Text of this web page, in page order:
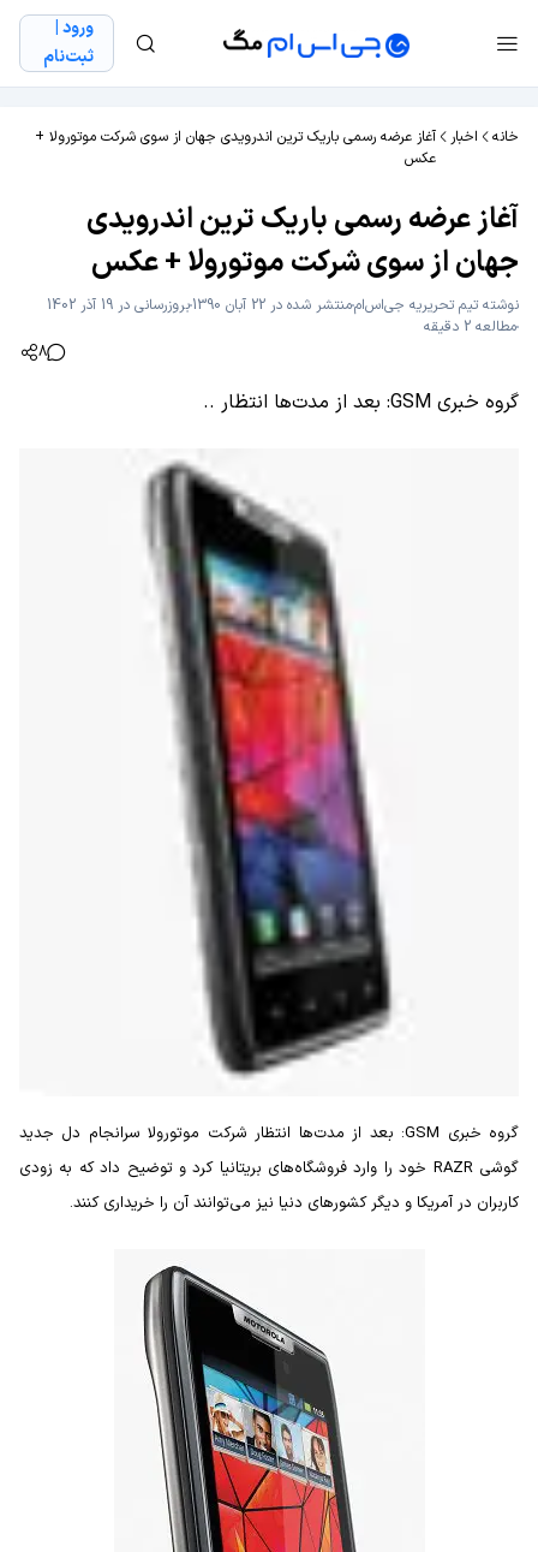
ورود |
ثبت‌نام
خانه اخبار
آغاز عرضه رسمی باریک ترین اندرویدی جهان از سوی شرکت موتورولا +
عکس
آغاز عرضه رسمی باریک ترین اندرویدی
جهان از سوی شرکت موتورولا + عکس
نوشته تیم تحریریه جی‌اس‌اممنتشر شده در 22 آبان 1390
بروزرسانی در 19 آذر 1402
مطالعه 2 دقیقه
8
گروه خبری GSM: بعد از مدت‌ها انتظار ..
گروه خبری GSM: بعد از مدت‌ها انتظار شرکت موتورولا سرانجام دل جدید
گوشی RAZR خود را وارد فروشگاه‌های بریتانیا کرد و توضیح داد که به زودی
کاربران در آمریکا و دیگر کشورهای دنیا نیز می‌توانند آن را خریداری کنند.